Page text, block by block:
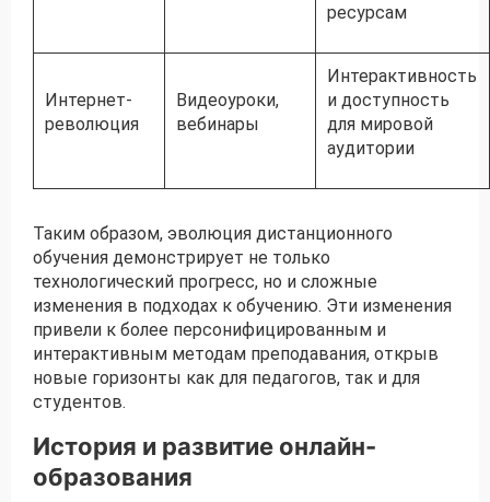
ресурсам
Интернет-
революция
Видеоуроки,
вебинары
Интерактивность
и доступность
для мировой
аудитории
Таким образом, эволюция дистанционного
обучения демонстрирует не только
технологический прогресс, но и сложные
изменения в подходах к обучению. Эти изменения
привели к более персонифицированным и
интерактивным методам преподавания, открыв
новые горизонты как для педагогов, так и для
студентов.
История и развитие онлайн-
образования